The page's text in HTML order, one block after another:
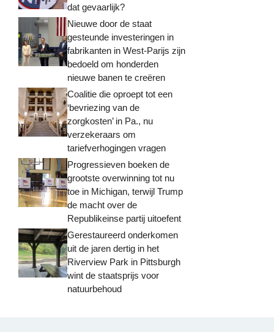
dat gevaarlijk?
Nieuwe door de staat
gesteunde investeringen in
fabrikanten in West-Parijs zijn
bedoeld om honderden
nieuwe banen te creëren
Coalitie die oproept tot een
‘bevriezing van de
zorgkosten’ in Pa., nu
verzekeraars om
tariefverhogingen vragen
Progressieven boeken de
grootste overwinning tot nu
toe in Michigan, terwijl Trump
de macht over de
Republikeinse partij uitoefent
Gerestaureerd onderkomen
uit de jaren dertig in het
Riverview Park in Pittsburgh
wint de staatsprijs voor
natuurbehoud